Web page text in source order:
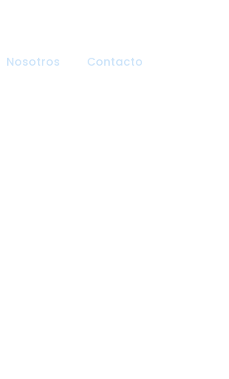
Nosotros Contacto